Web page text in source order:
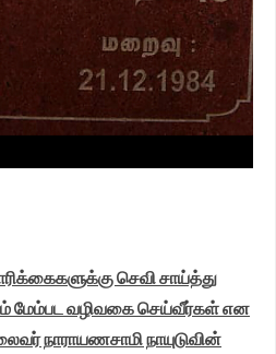
செவி சாய்த்து
மேம்பட வழிவகை செய்வீர்கள் என
நாராயணசாமி நாயுடுவின்